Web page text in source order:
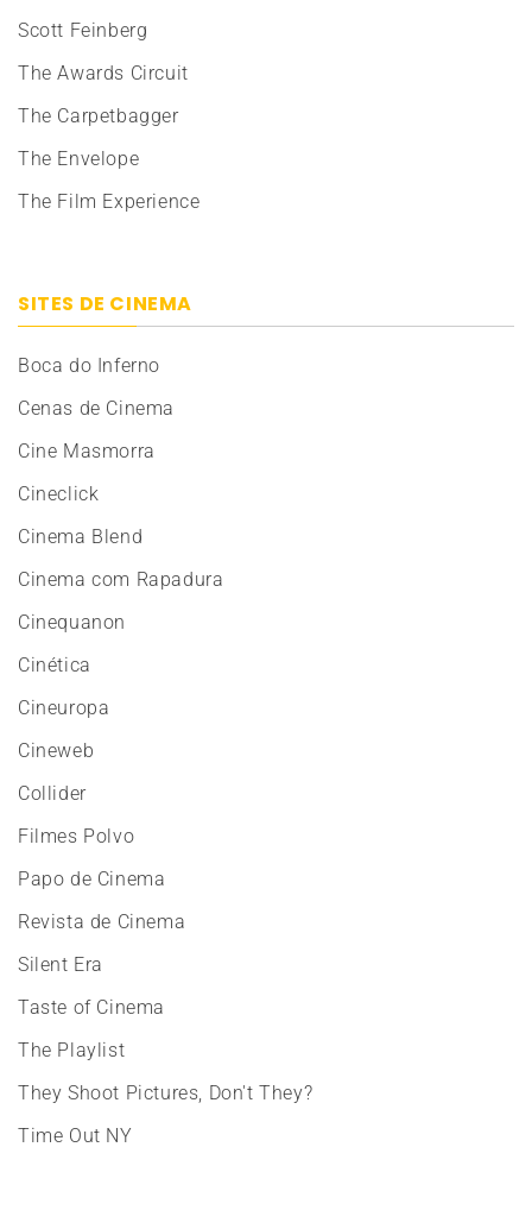
Scott Feinberg
The Awards Circuit
The Carpetbagger
The Envelope
The Film Experience
SITES DE CINEMA
Boca do Inferno
Cenas de Cinema
Cine Masmorra
Cineclick
Cinema Blend
Cinema com Rapadura
Cinequanon
Cinética
Cineuropa
Cineweb
Collider
Filmes Polvo
Papo de Cinema
Revista de Cinema
Silent Era
Taste of Cinema
The Playlist
They Shoot Pictures, Don't They?
Time Out NY